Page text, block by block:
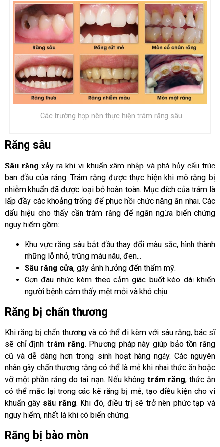
Các trường hợp nên thực hiện trám răng sâu
Răng sâu
Sâu răng xảy ra khi vi khuẩn xâm nhập và phá hủy cấu trúc
ban đầu của răng. Trám răng được thực hiện khi mô răng bị
nhiễm khuẩn đã được loại bỏ hoàn toàn. Mục đích của trám là
lấp đầy các khoảng trống để phục hồi chức năng ăn nhai. Các
dấu hiệu cho thấy cần trám răng để ngăn ngừa biến chứng
nguy hiểm gồm:
Khu vực răng sâu bắt đầu thay đổi màu sắc, hình thành
những lỗ nhỏ, trũng màu nâu, đen…
Sâu răng cửa, gây ảnh hưởng đến thẩm mỹ.
Cơn đau nhức kèm theo cảm giác buốt kéo dài khiến
người bệnh cảm thấy mệt mỏi và khó chịu.
Răng bị chấn thương
Khi răng bị chấn thương và có thể đi kèm với sâu răng, bác sĩ
sẽ chỉ định trám răng. Phương pháp này giúp bảo tồn răng
cũ và dễ dàng hơn trong sinh hoạt hàng ngày. Các nguyên
nhân gây chấn thương răng có thể là mẻ khi nhai thức ăn hoặc
vỡ một phần răng do tai nạn. Nếu không trám răng, thức ăn
có thể mắc lại trong các kẽ răng bị mẻ, tạo điều kiện cho vi
khuẩn gây sâu răng. Khi đó, điều trị sẽ trở nên phức tạp và
nguy hiểm, nhất là khi có biến chứng.
Răng bị bào mòn